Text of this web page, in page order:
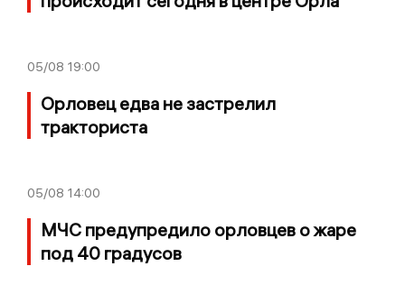
05/08 19:00
Орловец едва не застрелил
тракториста
05/08 14:00
МЧС предупредило орловцев о жаре
под 40 градусов